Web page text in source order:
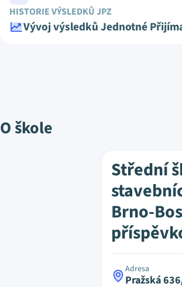
HISTORIE VÝSLEDKŮ JPZ
Vývoj výsledků Jednotné
O škole
Střední
Brno-
Adresa
Pražská